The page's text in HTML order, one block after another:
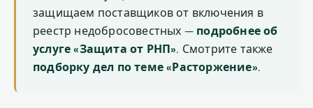
защищаем поставщиков от включения в
реестр недобросовестных — подробнее об
услуге «Защита от РНП». Смотрите также
подборку дел по теме «Расторжение».